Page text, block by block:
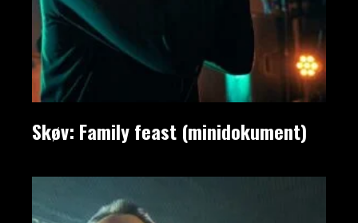
Skøv: Family feast (minidokument)